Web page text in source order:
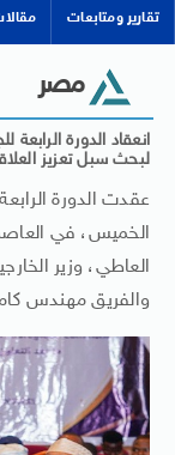
تقارير ومتابعات
مصر
انعقاد الدورة
لبحث سبل تعزيز
عقدت الدورة
الخميس، في
العاطي، وزير
والفريق مهندس